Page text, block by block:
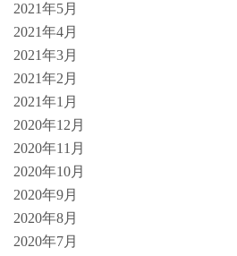
2021年5月
2021年4月
2021年3月
2021年2月
2021年1月
2020年12月
2020年11月
2020年10月
2020年9月
2020年8月
2020年7月